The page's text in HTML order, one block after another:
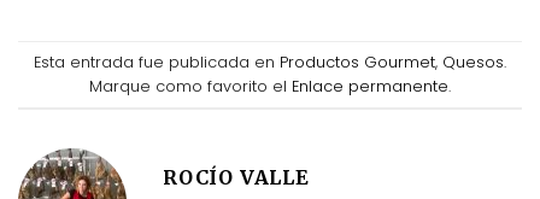
Esta entrada fue publicada en Productos Gourmet, Quesos.
Marque como favorito el Enlace permanente.
ROCÍO VALLE